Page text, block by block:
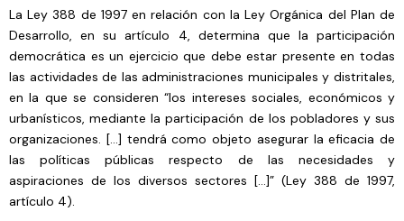
La Ley 388 de 1997 en relación con la Ley Orgánica del Plan de
Desarrollo, en su artículo 4, determina que la participación
democrática es un ejercicio que debe estar presente en todas
las actividades de las administraciones municipales y distritales,
en la que se consideren “los intereses sociales, económicos y
urbanísticos, mediante la participación de los pobladores y sus
organizaciones. […] tendrá como objeto asegurar la eficacia de
las políticas públicas respecto de las necesidades y
aspiraciones de los diversos sectores […]” (Ley 388 de 1997,
artículo 4).